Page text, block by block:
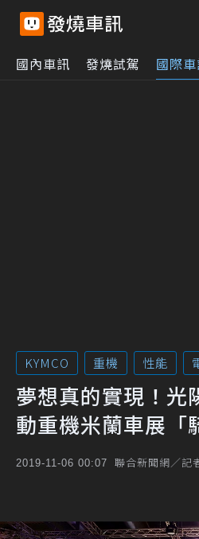
國內車訊 發燒試駕 國際
KYMCO 重機 性能
夢想真的實現！光
動重機米蘭車展「
2019-11-06 00:07 聯合新聞網／記